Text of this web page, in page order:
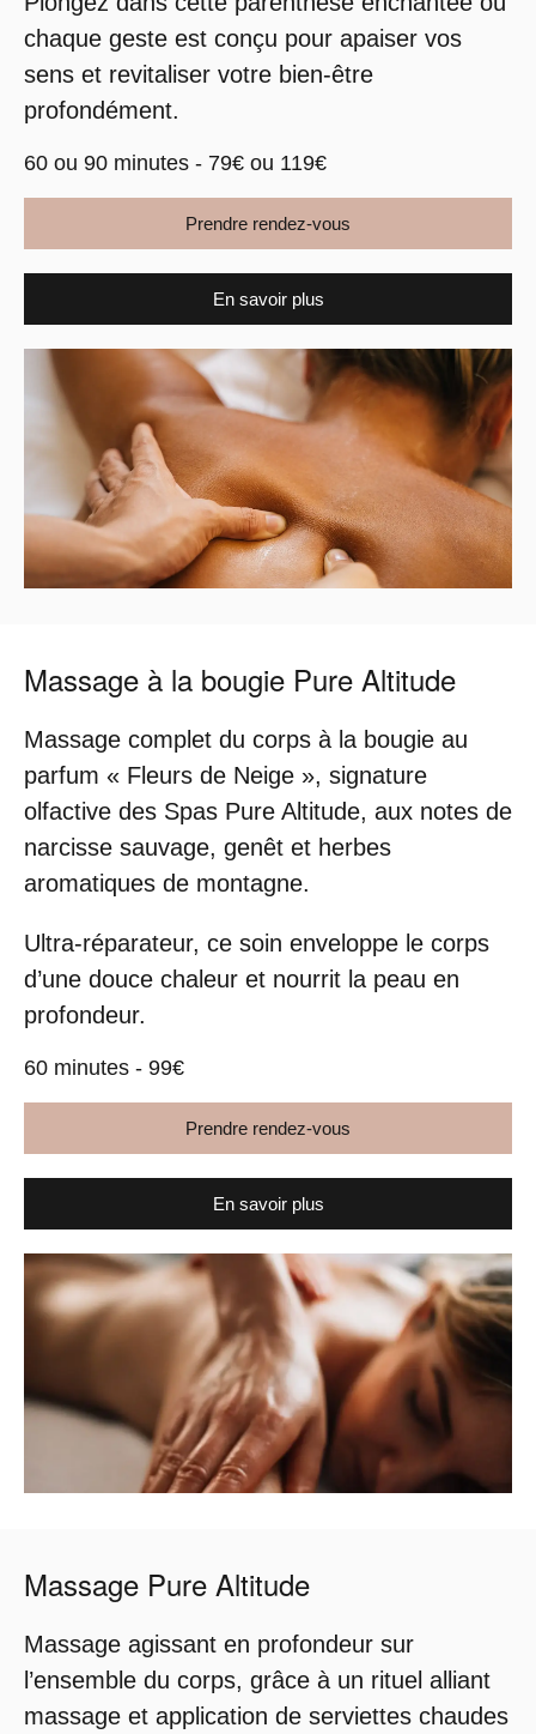
chaque geste est conçu pour apaiser vos
sens et revitaliser votre bien-être
profondément.
60 ou 90 minutes - 79€ ou 119€
Prendre rendez-vous
En savoir plus
Massage à la bougie Pure Altitude
Massage complet du corps à la bougie au
parfum « Fleurs de Neige », signature
olfactive des Spas Pure Altitude, aux notes de
narcisse sauvage, genêt et herbes
aromatiques de montagne.
Ultra-réparateur, ce soin enveloppe le corps
d’une douce chaleur et nourrit la peau en
profondeur.
60 minutes - 99€
Prendre rendez-vous
En savoir plus
Massage Pure Altitude
Massage agissant en profondeur sur
l’ensemble du corps, grâce à un rituel alliant
massage et application de serviettes chaudes